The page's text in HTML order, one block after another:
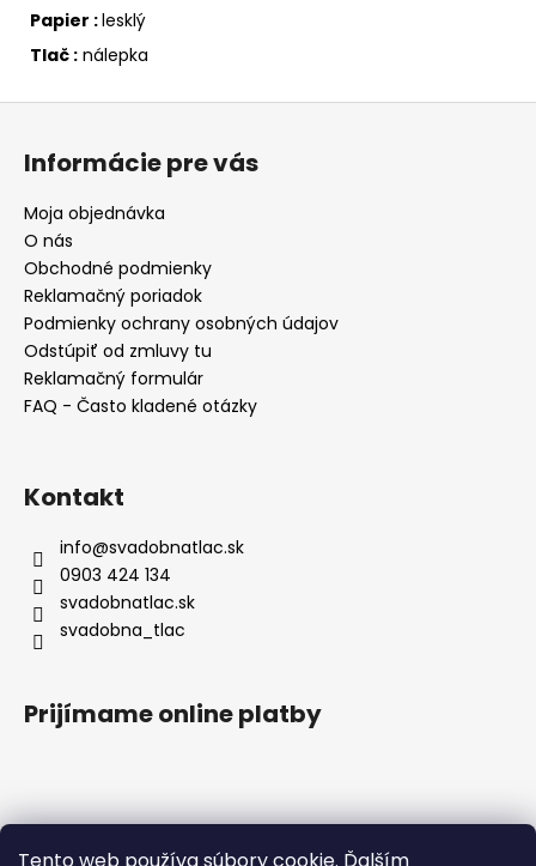
Papier :lesklý
Tlač : nálepka
Z
Informácie pre vás
Moja objednávka
O nás
Obchodné podmienky
Reklamačný poriadok
Podmienky ochrany osobných údajov
Odstúpiť od zmluvy tu
Reklamačný formulár
FAQ - Často kladené otázky
Kontakt
info@svadobnatlac.sk
0903 424 134
svadobnatlac.sk
svadobna_tlac
Prijímame online platby